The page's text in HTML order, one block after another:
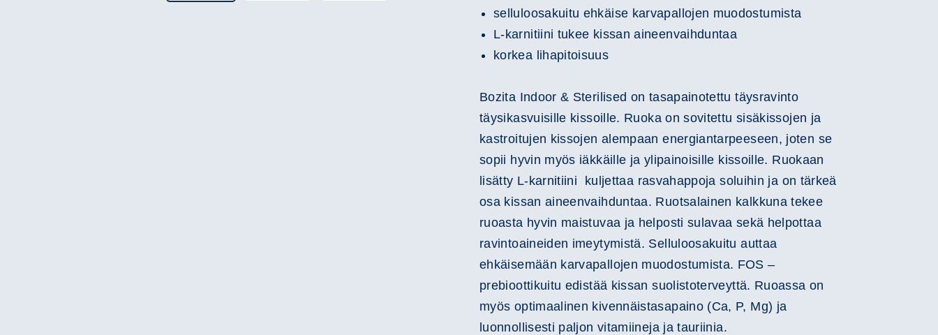
selluloosakuitu ehkäise karvapallojen muodostumista
L-karnitiini tukee kissan aineenvaihduntaa
korkea lihapitoisuus
Bozita Indoor & Sterilised on tasapainotettu täysravinto
täysikasvuisille kissoille. Ruoka on sovitettu sisäkissojen ja
kastroitujen kissojen alempaan energiantarpeeseen, joten se
sopii hyvin myös iäkkäille ja ylipainoisille kissoille. Ruokaan
lisätty L-karnitiini kuljettaa rasvahappoja soluihin ja on tärkeä
osa kissan aineenvaihduntaa. Ruotsalainen kalkkuna tekee
ruoasta hyvin maistuvaa ja helposti sulavaa sekä helpottaa
ravintoaineiden imeytymistä. Selluloosakuitu auttaa
ehkäisemään karvapallojen muodostumista. FOS –
prebioottikuitu edistää kissan suolistoterveyttä. Ruoassa on
myös optimaalinen kivennäistasapaino (Ca, P, Mg) ja
luonnollisesti paljon vitamiineja ja tauriinia.